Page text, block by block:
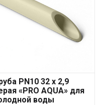
PN10 32 x 2,9
«PRO AQUA» для
воды